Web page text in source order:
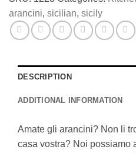
arancini, sicilian, sicily
DESCRIPTION
ADDITIONAL INFORMATION
Amate gli arancini? Non li
casa vostra? Noi possiamo